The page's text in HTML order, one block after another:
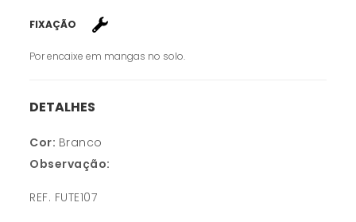
FIXAÇÃO
Por encaixe em mangas no solo.
DETALHES
Cor: Branco
Observação:
REF. FUTE107